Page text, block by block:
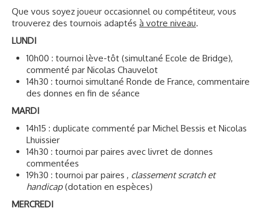
Que vous soyez joueur occasionnel ou compétiteur, vous
trouverez des tournois adaptés à votre niveau.
LUNDI
10h00 : tournoi lève-tôt (simultané Ecole de Bridge),
commenté par Nicolas Chauvelot
14h30 : tournoi simultané Ronde de France, commentaire
des donnes en fin de séance
MARDI
14h15 : duplicate commenté par Michel Bessis et Nicolas
Lhuissier
14h30 : tournoi par paires avec livret de donnes
commentées
19h30 : tournoi par paires , classement scratch et
handicap(dotation en espèces)
MERCREDI